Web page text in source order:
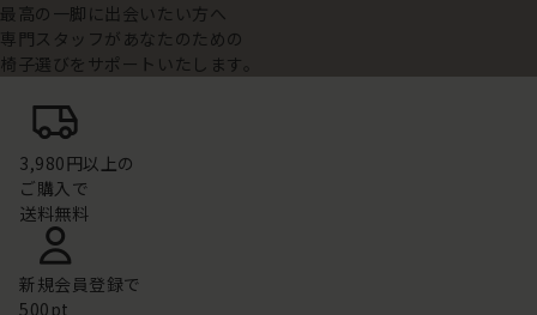
最高の一脚に出会いたい方へ
専門スタッフがあなたのための
椅子選びをサポートいたします。
3,980円以上の
ご購入で
送料無料
新規会員登録で
500pt